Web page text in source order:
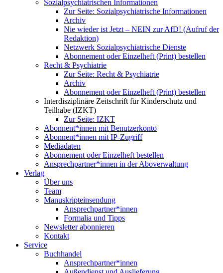
Sozialpsychiatrischen Informationen
Zur Seite: Sozialpsychiatrische Informationen
Archiv
Nie wieder ist Jetzt – NEIN zur AfD! (Aufruf der
Redaktion)
Netzwerk Sozialpsychiatrische Dienste
Abonnement oder Einzelheft (Print) bestellen
Recht & Psychiatrie
Zur Seite: Recht & Psychiatrie
Archiv
Abonnement oder Einzelheft (Print) bestellen
Interdisziplinäre Zeitschrift für Kinderschutz und
Teilhabe (IZKT)
Zur Seite: IZKT
Abonnent*innen mit Benutzerkonto
Abonnent*innen mit IP-Zugriff
Mediadaten
Abonnement oder Einzelheft bestellen
Ansprechpartner*innen in der Aboverwaltung
Verlag
Über uns
Team
Manuskripteinsendung
Ansprechpartner*innen
Formalia und Tipps
Newsletter abonnieren
Kontakt
Service
Buchhandel
Ansprechpartner*innen